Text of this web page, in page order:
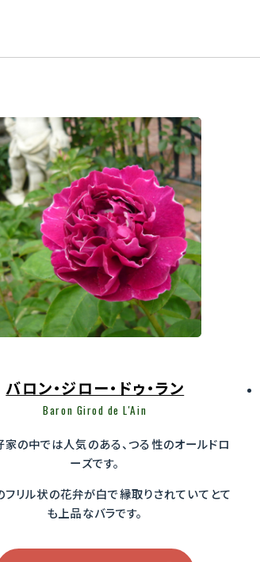
バロン・ジロー・ドゥ・ラン
Baron Girod de L'Ain
家の中では人気のある、つる性のオールドロ
ーズです。
リル状の花弁が白で縁取りされていてとて
も上品なバラです。